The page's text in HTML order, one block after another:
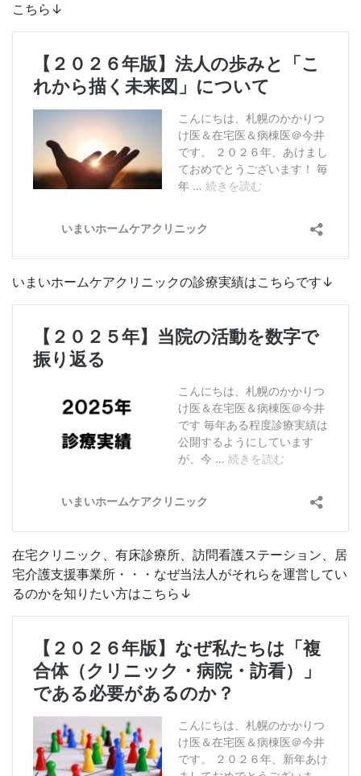
こちら↓
いまいホームケアクリニックの診療実績はこちらです↓
在宅クリニック、有床診療所、訪問看護ステーション、居
宅介護支援事業所・・・なぜ当法人がそれらを運営してい
るのかを知りたい方はこちら↓